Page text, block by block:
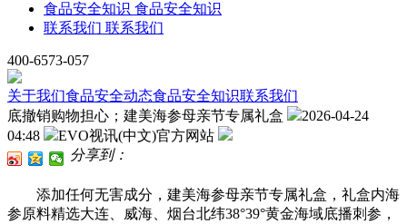
食品安全知识 食品安全知识
联系我们 联系我们
400-6573-057
关于我们食品安全动态食品安全知识联系我们
底撤销购物担心；建美海参母亲节专属礼盒
2026-04-24
04:48
EVO视讯(中文)官方网站
分享到：
添加任何无害成分，建美海参母亲节专属礼盒，礼盒内海
参原料精选大连、威海、烟台北纬38°39°黄金海域底播刺参，